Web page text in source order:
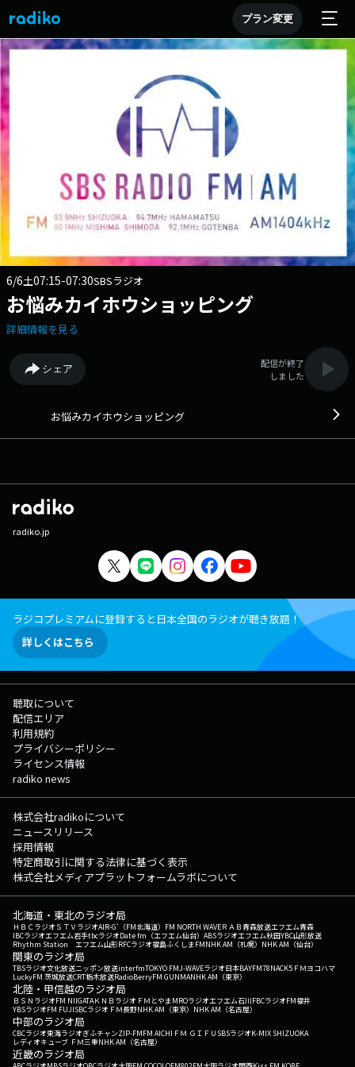
プラン変更
6/6土07:15-07:30SBSラジオ
お悩みカイホウショッピング
詳細情報を見る
シェア
配信が終了
しました
お悩みカイホウショッピング
radiko.jp
ラジコプレミアムに登録すると日本全国のラジオが聴き放題！
詳しくはこちら
聴取について
配信エリア
利用規約
プライバシーポリシー
ライセンス情報
radiko news
株式会社radikoについて
ニュースリリース
採用情報
特定商取引に関する法律に基づく表示
株式会社メディアプラットフォームラボについて
北海道・東北のラジオ局
ＨＢＣラジオＳＴＶラジオAIR-G'（FM北海道） FM NORTH WAVEＲＡＢ青森放送エフエム青森
IBCラジオエフエム岩手tbcラジオDate fm（エフエム仙台） ABSラジオエフエム秋田YBC山形放送
Rhythm Station エフエム山形RFCラジオ福島ふくしまFMNHK AM（札幌） NHK AM（仙台）
関東のラジオ局
TBSラジオ文化放送ニッポン放送interfmTOKYO FMJ-WAVEラジオ日本BAYFM78NACK5 ＦＭヨコハマ
LuckyFM 茨城放送CRT栃木放送RadioBerryFM GUNMANHK AM（東京）
北陸・甲信越のラジオ局
ＢＳＮラジオFM NIIGATAＫＮＢラジオ ＦＭとやまMROラジオエフエム石川FBCラジオFM福井
YBSラジオFM FUJISBCラジオ ＦＭ長野NHK AM（東京） NHK AM（名古屋）
中部のラジオ局
CBCラジオ東海ラジオぎふチャンZIP-FMFM AICHI ＦＭ ＧＩＦＵ SBSラジオK-MIX SHIZUOKA
レディオキューブ ＦＭ三重NHK AM（名古屋）
近畿のラジオ局